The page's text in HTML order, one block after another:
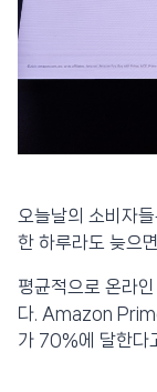
오늘날의 소비자
한 하루라도 늦으
평균적으로 온라
다. Amazon
가 70%에 달한다